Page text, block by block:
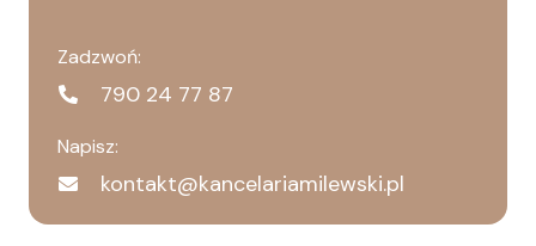
Zadzwoń:
790 24 77 87
Napisz:
kontakt@kancelariamilewski.pl